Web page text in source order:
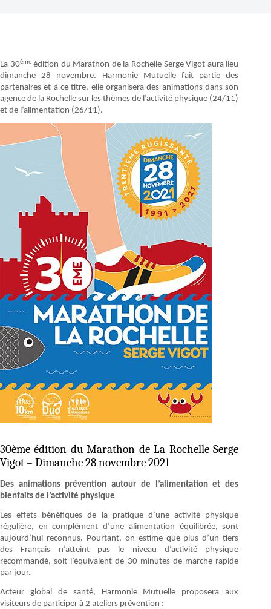
La 30èmeédition du Marathon de la Rochelle Serge Vigot aura lieu
dimanche 28 novembre. Harmonie Mutuelle fait partie des
partenaires et à ce titre, elle organisera des animations dans son
agence de la Rochelle sur les thèmes de l’activité physique (24/11)
et de l’alimentation (26/11).
30ème édition du Marathon de La Rochelle Serge
Vigot – Dimanche 28 novembre 2021
Des animations prévention autour de l’alimentation et des
bienfaits de l’activité physique
Les effets bénéfiques de la pratique d’une activité physique
régulière, en complément d’une alimentation équilibrée, sont
aujourd’hui reconnus. Pourtant, on estime que plus d’un tiers
des Français n’atteint pas le niveau d’activité physique
recommandé, soit l’équivalent de 30 minutes de marche rapide
par jour.
Acteur global de santé, Harmonie Mutuelle proposera aux
visiteurs de participer à 2 ateliers prévention :